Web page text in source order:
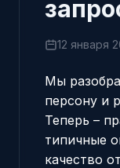
12 января
Мы
персону и
Теперь –
типичные
качество